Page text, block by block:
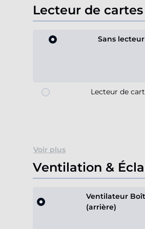
Lecteur de cartes
Sans
Lecteur de
Voir plus
Ventilation &
Ventilateur
(arrière)